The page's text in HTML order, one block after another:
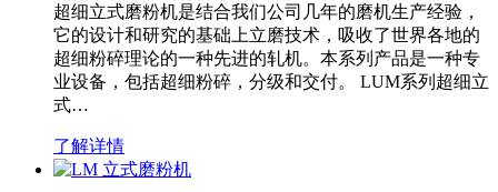
超细立式磨粉机是结合我们公司几年的磨机生产经验，
它的设计和研究的基础上立磨技术，吸收了世界各地的
超细粉碎理论的一种先进的轧机。本系列产品是一种专
业设备，包括超细粉碎，分级和交付。 LUM系列超细立
式…
了解详情